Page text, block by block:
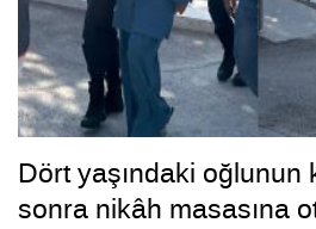
Dört yaşındaki oğlunun
sonra nikâh masasına